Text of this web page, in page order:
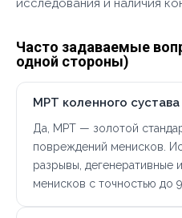
исследования и наличия
Часто задаваемые
одной стороны)
МРТ коленного
Да, МРТ — золотой
повреждений менисков.
разрывы, дегенеративные
менисков с точностью до